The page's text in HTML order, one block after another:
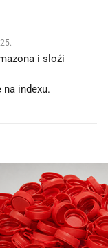
i sloźi
indexu.